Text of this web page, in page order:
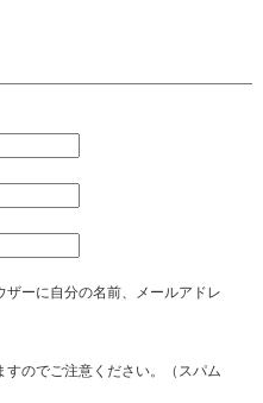
ーに自分の名前、メールアドレ
すのでご注意ください。（スパム